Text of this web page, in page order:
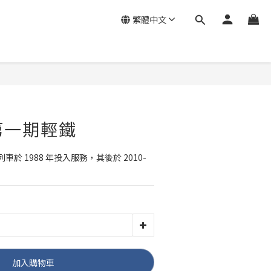
繁體中文
期輕鐵
車於 1988 年投入服務，其後於 2010-
加入購物車